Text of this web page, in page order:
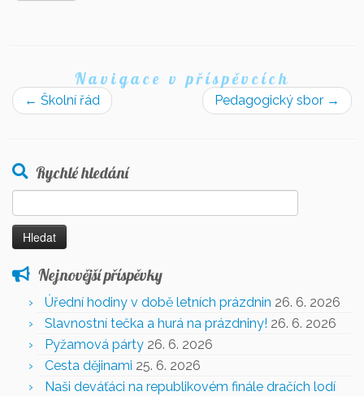
Navigace v příspěvcích
← Školní řád Pedagogický sbor →
Rychlé hledání
Nejnovější příspěvky
Úřední hodiny v době letních prázdnin 26. 6. 2026
Slavnostní tečka a hurá na prázdniny! 26. 6. 2026
Pyžamová párty 26. 6. 2026
Cesta dějinami 25. 6. 2026
Naši deváťáci na republikovém finále dračích lodí